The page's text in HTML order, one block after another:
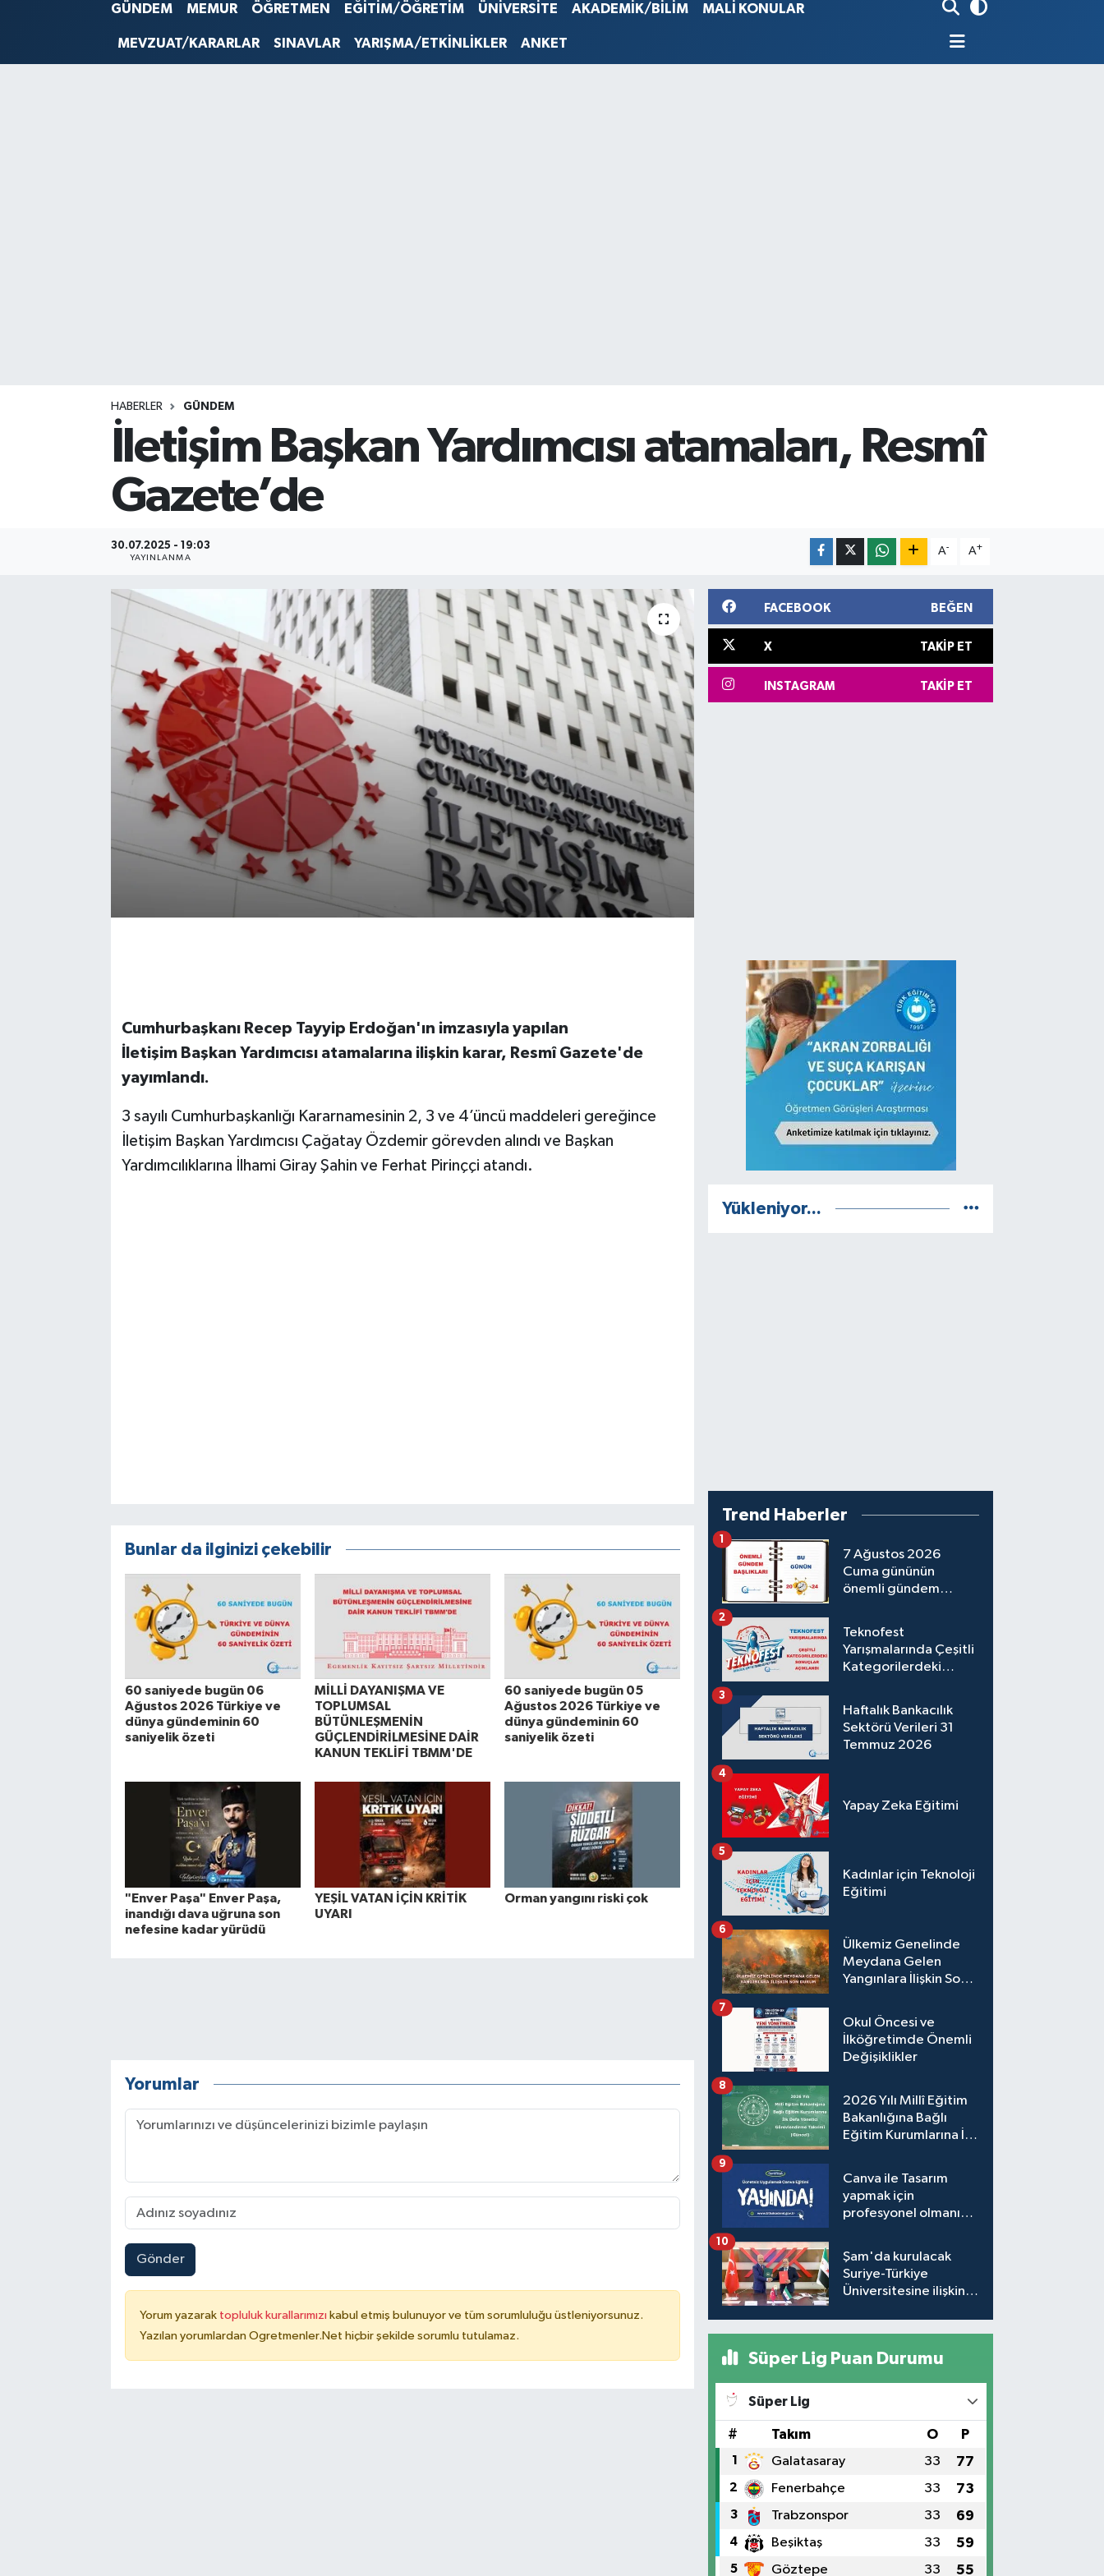
STERLİN
GÜNDEM MEMUR ÖĞRETMEN EĞİTİM/ÖĞRETİM ÜNİVERSİTE AKADEMİK/BİLİM MALİ KONULAR
MEVZUAT/KARARLAR SINAVLAR YARIŞMA/ETKİNLİKLER ANKET
HABERLER GÜNDEM
İletişim Başkan Yardımcısı atamaları, Resmî
Gazete’de
30.07.2025 - 19:03
YAYINLANMA
A- A+
Cumhurbaşkanı Recep Tayyip Erdoğan'ın imzasıyla yapılan
İletişim Başkan Yardımcısı atamalarına ilişkin karar, Resmî Gazete'de
yayımlandı.
3 sayılı Cumhurbaşkanlığı Kararnamesinin 2, 3 ve 4’üncü maddeleri gereğince
İletişim Başkan Yardımcısı Çağatay Özdemir görevden alındı ve Başkan
Yardımcılıklarına İlhami Giray Şahin ve Ferhat Pirinççi atandı.
Bunlar da ilginizi çekebilir
60 saniyede bugün 06
Ağustos 2026 Türkiye ve
dünya gündeminin 60
saniyelik özeti
MİLLİ DAYANIŞMA VE
TOPLUMSAL
BÜTÜNLEŞMENİN
GÜÇLENDİRİLMESİNE DAİR
KANUN TEKLİFİ TBMM'DE
60 saniyede bugün 05
Ağustos 2026 Türkiye ve
dünya gündeminin 60
saniyelik özeti
"Enver Paşa" Enver Paşa,
inandığı dava uğruna son
nefesine kadar yürüdü
YEŞİL VATAN İÇİN KRİTİK
UYARI
Orman yangını riski çok
Yorumlar
Gönder
Yorum yazarak topluluk kurallarımızı kabul etmiş bulunuyor ve tüm sorumluluğu üstleniyorsunuz.
Yazılan yorumlardan Ogretmenler.Net hiçbir şekilde sorumlu tutulamaz.
FACEBOOK BEĞEN
X TAKIP ET
INSTAGRAM TAKIP ET
Yükleniyor...
Trend Haberler
7 Ağustos 2026
Cuma gününün
önemli gündem
1
Teknofest
Yarışmalarında Çeşitli
Kategorilerdeki
2
Haftalık Bankacılık
Sektörü Verileri 31
Temmuz 2026
3
Yapay Zeka Eğitimi
4
Kadınlar için Teknoloji
Eğitimi
5
Ülkemiz Genelinde
Meydana Gelen
Yangınlara İlişkin Son
6
Okul Öncesi ve
İlköğretimde Önemli
Değişiklikler
7
2026 Yılı Millî Eğitim
Bakanlığına Bağlı
Eğitim Kurumlarına İlk
Takvimi (Güncel)
8
Canva ile Tasarım
yapmak için
profesyonel olmanıza
9
Şam'da kurulacak
Suriye-Türkiye
Üniversitesine ilişkin
10
Süper Lig Puan Durumu
Süper Lig
# Takım O P
1 Galatasaray 33 77
2 Fenerbahçe 33 73
3 Trabzonspor 33 69
4 Beşiktaş 33 59
5 Göztepe 33 55